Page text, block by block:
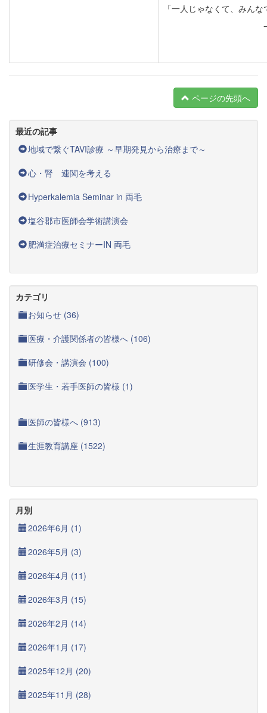
「一人じゃなくて、みん
ページの先頭へ
最近の記事
地域で繋ぐTAVI診療 ～早期発見から治療まで～
心・腎 連関を考える
Hyperkalemia Seminar in 両毛
塩谷郡市医師会学術講演会
肥満症治療セミナーIN 両毛
カテゴリ
お知らせ (36)
医療・介護関係者の皆様へ (106)
研修会・講演会 (100)
医学生・若手医師の皆様 (1)
医師の皆様へ (913)
生涯教育講座 (1522)
月別
2026年6月 (1)
2026年5月 (3)
2026年4月 (11)
2026年3月 (15)
2026年2月 (14)
2026年1月 (17)
2025年12月 (20)
2025年11月 (28)